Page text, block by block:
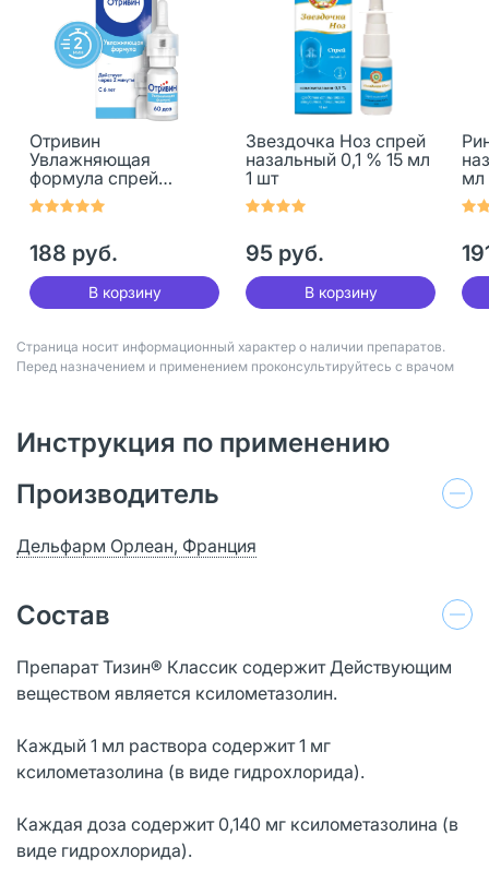
Отривин
Увлажняющая
формула спрей
назальный 0,1 % 10 мл
1 шт
188 руб.
В корзину
Звездочка Ноз спрей
назальный 0,1 % 15 мл
1 шт
95 руб.
В корзину
мл
Страница носит информационный характер о наличии препаратов.
Перед назначением и применением проконсультируйтесь с врачом
Инструкция по применению
Производитель
Дельфарм Орлеан, Франция
Состав
Препарат Тизин® Классик содержит Действующим
веществом является ксилометазолин.
Каждый 1 мл раствора содержит 1 мг
ксилометазолина (в виде гидрохлорида).
Каждая доза содержит 0,140 мг ксилометазолина (в
виде гидрохлорида).